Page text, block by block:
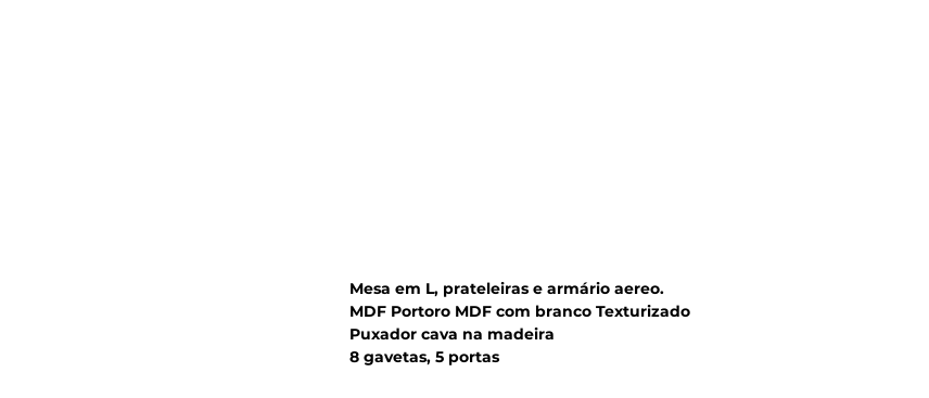
Mesa em L, prateleiras e armário aereo.
MDF Portoro MDF com branco Texturizado
Puxador cava na madeira
8 gavetas, 5 portas